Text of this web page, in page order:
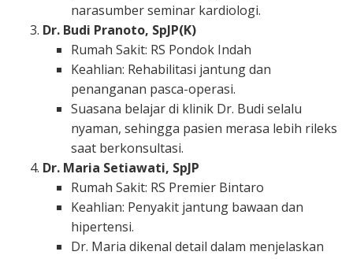
narasumber seminar kardiologi.
Dr. Budi Pranoto, SpJP(K)
Rumah Sakit: RS Pondok Indah
Keahlian: Rehabilitasi jantung dan
penanganan pasca-operasi.
Suasana belajar di klinik Dr. Budi selalu
nyaman, sehingga pasien merasa lebih rileks
saat berkonsultasi.
Dr. Maria Setiawati, SpJP
Rumah Sakit: RS Premier Bintaro
Keahlian: Penyakit jantung bawaan dan
hipertensi.
Dr. Maria dikenal detail dalam menjelaskan